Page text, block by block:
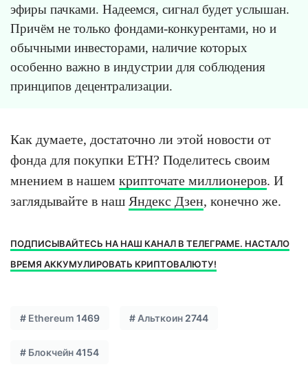
эфиры пачками. Надеемся, сигнал будет услышан.
Причём не только фондами-конкурентами, но и
обычными инвесторами, наличие которых
особенно важно в индустрии для соблюдения
принципов децентрализации.
Как думаете, достаточно ли этой новости от
фонда для покупки ETH? Поделитесь своим
мнением в нашем крипточате миллионеров. И
заглядывайте в наш Яндекс Дзен, конечно же.
ПОДПИСЫВАЙТЕСЬ НА НАШ КАНАЛ В ТЕЛЕГРАМЕ. НАСТАЛО
ВРЕМЯ АККУМУЛИРОВАТЬ КРИПТОВАЛЮТУ!
# Ethereum 1469 # Альткоин 2744
# Блокчейн4154